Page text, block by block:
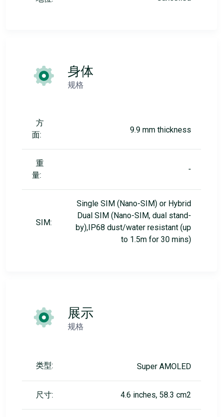
身体
规格
方
面:
9.9 mm thickness
重
量:
-
SIM:
Single SIM (Nano-SIM) or Hybrid
Dual SIM (Nano-SIM, dual stand-
by),IP68 dust/water resistant (up
to 1.5m for 30 mins)
展示
规格
类型: Super AMOLED
尺寸: 4.6 inches, 58.3 cm2